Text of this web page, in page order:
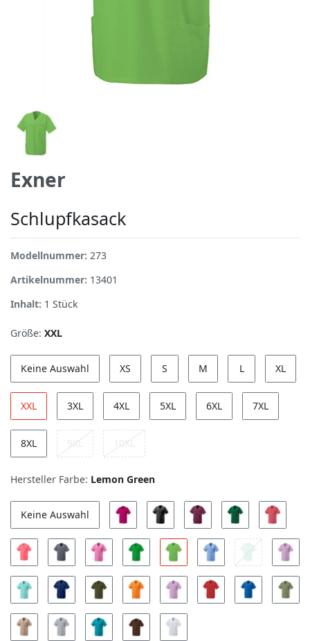
Exner
Schlupfkasack
Modellnummer: 273
Artikelnummer: 13401
Inhalt: 1 Stück
Größe: XXL
Keine Auswahl XS S M L XL
XXL 3XL 4XL 5XL 6XL 7XL
8XL 9XL 10XL
Hersteller Farbe: Lemon Green
Keine Auswahl